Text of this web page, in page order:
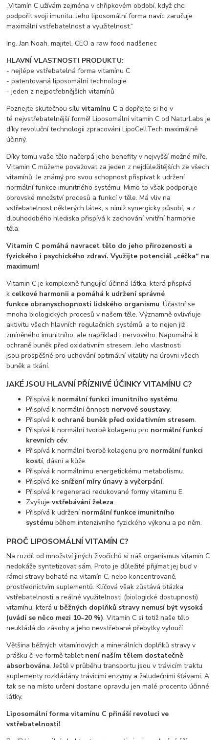
„Vitamín C užívám zejména v chřipkovém období, když chci
podpořit svoji imunitu. Jeho liposomální forma navíc zaručuje
maximální vstřebatelnost a využitelnost.“
Ing. Jan Noah, majitel, CEO a raw food nadšenec
HLAVNÍ VLASTNOSTI PRODUKTU:
- nejlépe vstřebatelná forma vitamínu C
- patentovaná liposomální technologie
- jeden z nejpotřebnějších vitamínů
Poznejte skutečnou síluvitamínu C a dopřejte si ho v
té nejvstřebatelnější formě! Liposomální vitamín C od NaturLabs je
díky revoluční technologii zpracování LipoCellTech maximálně
účinný.
Díky tomu vaše tělo načerpá jeho benefity v nejvyšší možné míře.
Vitamin C můžeme považovat za jeden z nejdůležitějších ze všech
vitamínů. Je známý pro svou schopnost přispívat k udržení
normální funkce imunitného systému. Mimo to však podporuje
obrovské množství procesů a funkcí v těle. Má vliv na
vstřebatelnost některých látek, s nimiž synergicky působí, a z
dlouhodobého hlediska přispívá k zachování vnitřní harmonie
těla.
Vitamín C pomáhá navracet tělo do jeho přirozenosti a
fyzického i psychického zdraví. Využijte potenciál „céčka“ na
maximum!
Vitamin C je komplexně fungující účinná látka, která přispívá
k celkové harmonii a pomáhá k udržení správné
funkce obranyschopnosti lidského organismu. Účastní se
mnoha biologických procesů v našem těle. Významně ovlivňuje
aktivitu všech hlavních regulačních systémů, a to nejen již
zmíněného imunitního, ale například i nervového. Napomáhá k
ochraně buněk před oxidativním stresem. Jeho vlastnosti
jsou prospěšné pro uchování optimální vitality na úrovni všech
buněk a tkání.
JAKÉ JSOU HLAVNÍ PŘÍZNIVÉ ÚČINKY VITAMÍNU C?
Přispívá k normální funkci imunitního systému.
Přispívá k normální činnosti nervové soustavy.
Přispívá k ochraně buněk před oxidativním stresem.
Přispívá k normální tvorbě kolagenu pro normální funkci
krevních cév.
Přispívá k normální tvorbě kolagenu pro normální funkci
kostí, dásní a kůže.
Přispívá k normálnímu energetickému metabolismu.
Přispívá ke snížení míry únavy a vyčerpání.
Přispívá k regeneraci redukované formy vitaminu E.
Zvyšujevstřebávání železa.
Přispívá k udržení normální funkce imunitního
systému během intenzivního fyzického výkonu a po něm.
PROČ LIPOSOMÁLNÍ VITAMÍN C?
Na rozdíl od množství jiných živočichů si náš organismus vitamín C
nedokáže syntetizovat sám. Proto je důležité přijímat jej buď v
rámci stravy bohaté na vitamín C, nebo koncentrovaně,
prostřednictvím suplementů. Klíčová však zůstává otázka
vstřebatelnosti a reálné využitelnosti (biologické dostupnosti)
vitamínu, která u běžných doplňků stravy nemusí být vysoká
(uvádí se něco mezi 10–20 %). Vitamín C si totiž naše tělo
neukládá do zásoby a jeho nevstřebané přebytky vyloučí.
Většina běžných vitamínových a minerálních doplňků stravy v
prášku či ve formě tablet není naším tělem dostatečně
absorbována. Ještě v průběhu transportu jsou v trávicím traktu
suplementy rozkládány trávicími enzymy a žaludečními šťávami. A
tak se na místo určení dostane opravdu jen malé procento účinné
látky.
Liposomální forma vitamínu C přináší revoluci ve
vstřebatelnosti!